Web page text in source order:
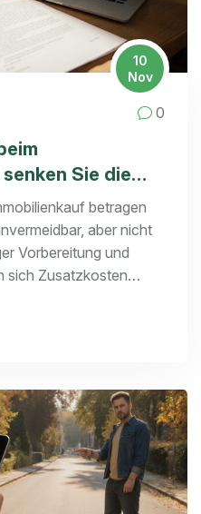
10
Nov
0
Sie die
betragen
aber nicht
Vorbereitung und
sich Zusatzkosten